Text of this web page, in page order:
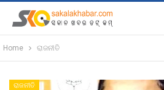
Home ରାଜନୀତି
ରାଜନୀତି